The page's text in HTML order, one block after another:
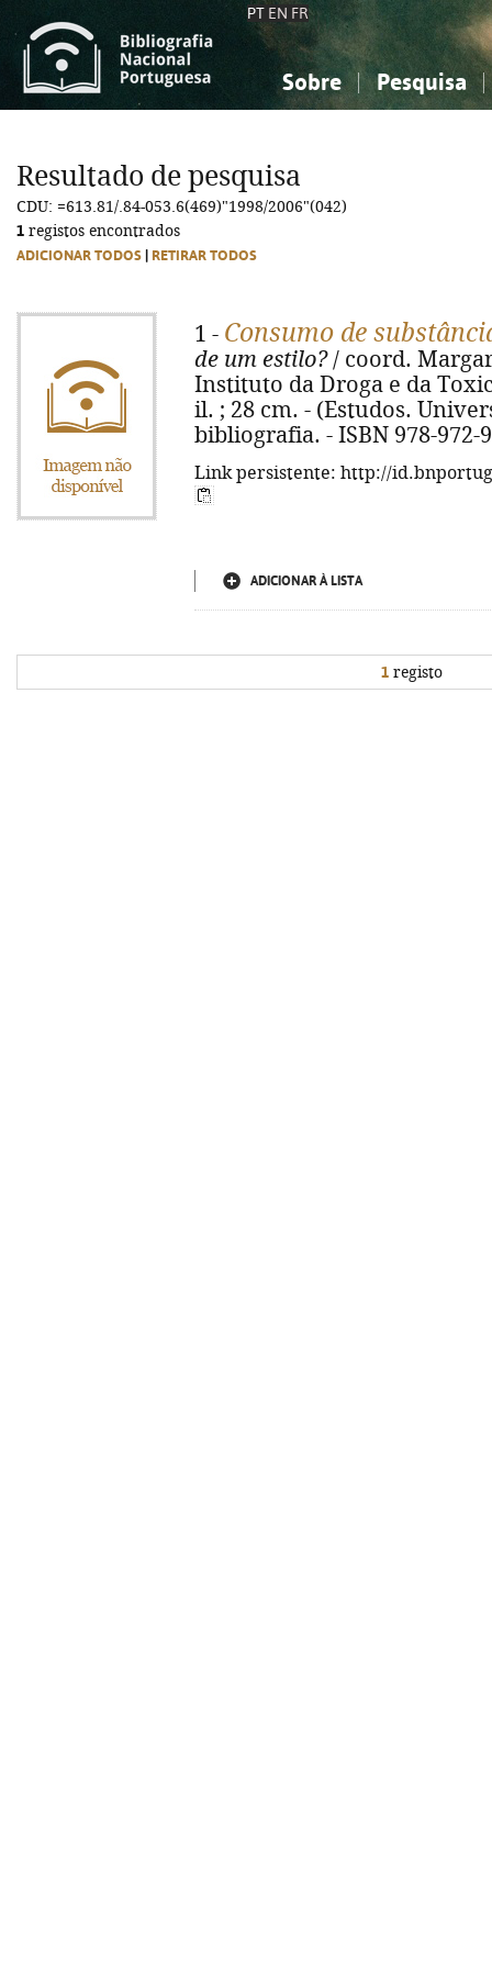
PT EN FR
Sobre Pesquisa
Ciências sociais...
Arte, desporto...
Ciências sociais...
Arte, desporto...
Resultado de pesquisa
CDU: =613.81/.84-053.6(469)"1998/2006"(042)
1 registos encontrados
ADICIONAR TODOS RETIRAR TODOS
1 - Consumo de
de um estilo?/ coord.
Instituto da Droga e da
il. ; 28 cm. - (Estudos.
bibliografia. - ISBN 978-972-
Link persistente: http://
ADICIONAR À LISTA
1 registo